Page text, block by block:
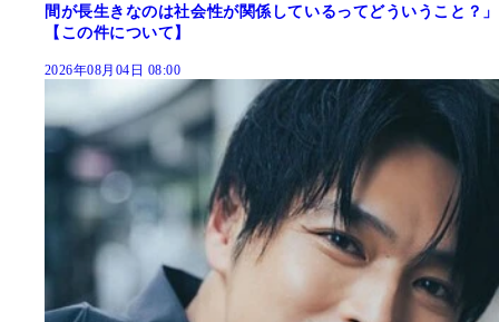
間が長生きなのは社会性が関係しているってどういうこと？」
【この件について】
2026年08月04日 08:00